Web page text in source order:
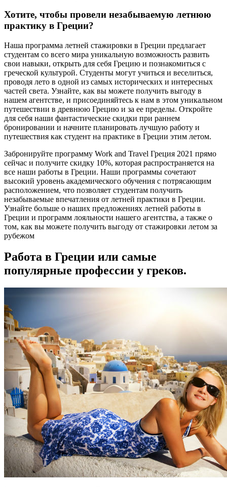
Хотите, чтобы провели незабываемую летнюю
практику в Греции?
Наша программа летней стажировки в Греции предлагает
студентам со всего мира уникальную возможность развить
свои навыки, открыть для себя Грецию и познакомиться с
греческой культурой. Студенты могут учиться и веселиться,
проводя лето в одной из самых исторических и интересных
частей света. Узнайте, как вы можете получить выгоду в
нашем агентстве, и присоединяйтесь к нам в этом уникальном
путешествии в древнюю Грецию и за ее пределы. Откройте
для себя наши фантастические скидки при раннем
бронировании и начните планировать лучшую работу и
путешествия как студент на практике в Греции этим летом.
Забронируйте программу Work and Travel Греция 2021 прямо
сейчас и получите скидку 10%, которая распространяется на
все наши работы в Греции. Наши программы сочетают
высокий уровень академического обучения с потрясающим
расположением, что позволяет студентам получить
незабываемые впечатления от летней практики в Греции.
Узнайте больше о наших предложениях летней работы в
Греции и программ лояльности нашего агентства, а также о
том, как вы можете получить выгоду от стажировки летом за
рубежом
Работа в Греции или самые
популярные профессии у греков.